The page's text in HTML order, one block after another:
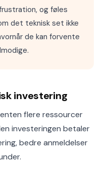
og føles
det teknisk set ikke
de kan forvente
investering
flere ressourcer
investeringen betaler
bedre anmeldelser